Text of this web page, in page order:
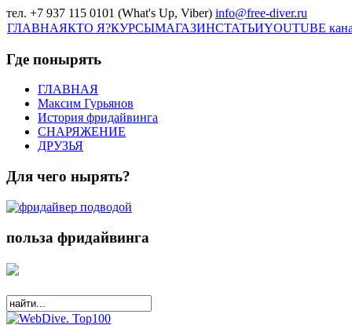
тел. +7 937 115 0101 (What's Up, Viber) info@free-diver.ru
ГЛАВНАЯКТО Я?КУРСЫМАГАЗИНСТАТЬИYOUTUBE
Где понырять
ГЛАВНАЯ
Максим Гурьянов
История фридайвинга
СНАРЯЖЕНИЕ
ДРУЗЬЯ
Для чего нырять?
польза фридайвинга